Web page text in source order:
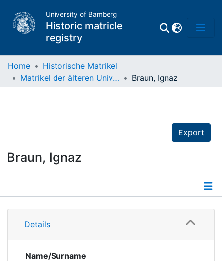
University of Bamberg
Historic matricle
registry
Home
Historische Matrikel
Matrikel der älteren Universität
Braun, Ignaz
Export
Braun, Ignaz
Details
Details
Name/Surname